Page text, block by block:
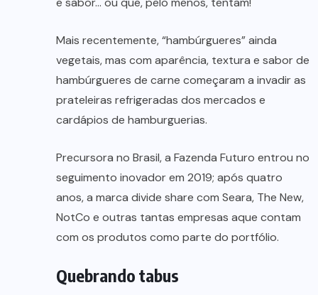
Mais recentemente, “hambúrgueres” ainda
vegetais, mas com aparência, textura e sabor de
hambúrgueres de carne começaram a invadir as
prateleiras refrigeradas dos mercados e
cardápios de hamburguerias.
Precursora no Brasil, a Fazenda Futuro entrou no
seguimento inovador em 2019; após quatro
anos, a marca divide share com Seara, The New,
NotCo e outras tantas empresas aque contam
com os produtos como parte do portfólio.
Quebrando tabus